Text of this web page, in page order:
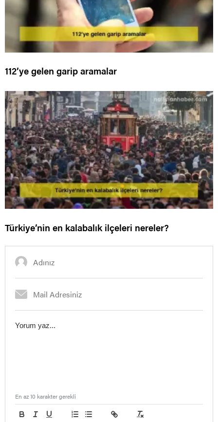
112’ye gelen garip aramalar
Türkiye’nin en kalabalık ilçeleri nereler?
En az 10 karakter gerekli